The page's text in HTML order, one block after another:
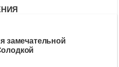
замечательной